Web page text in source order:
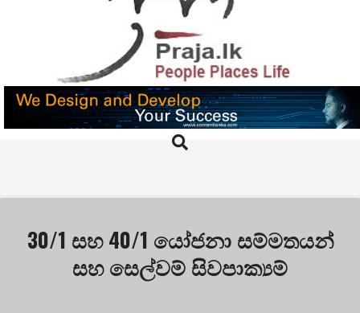
PRAJA.LK
Search
30/1 සහ 40/1 යෝජනා සම්මතයන්
සහ සෙල්වම් සිවපාක්‍යම්